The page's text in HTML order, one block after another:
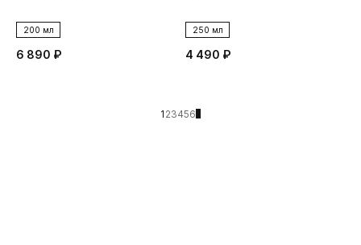
200 мл
6 890 ₽
250 мл
4 490 ₽
1 23456